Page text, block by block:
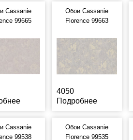
Cassanie
99665
Обои Cassanie
Florence 99663
4050
Подробнее
Cassanie
99538
Обои Cassanie
Florence 99535